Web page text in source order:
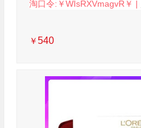
淘口令:￥WIsRXVmagvR￥ |
￥540